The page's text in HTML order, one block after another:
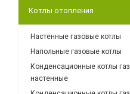
Котлы отопления
Настенные газовые котлы
Напольные газовые котлы
Конденсационные котлы
настенные